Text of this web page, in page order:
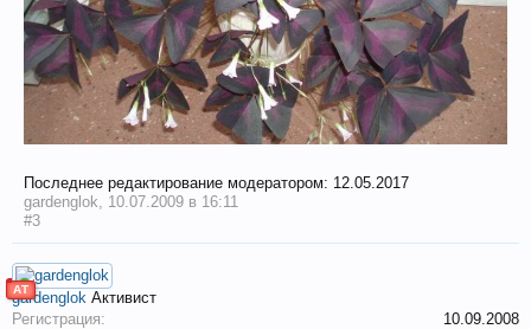
Последнее редактирование модератором: 12.05.2017
gardenglok, 10.07.2009 в 16:11
#3
АТ
gardenglok Активист
Регистрация:
10.09.2008